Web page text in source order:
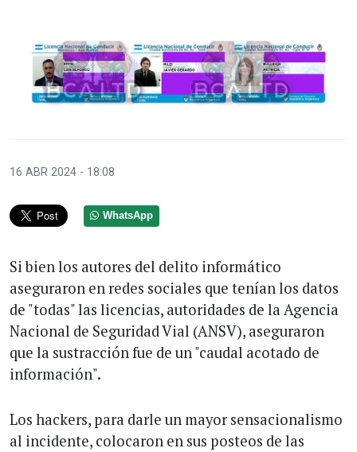
16 ABR 2024 - 18:08
WhatsApp
Si bien los autores del delito informático
aseguraron en redes sociales que tenían los datos
de "todas" las licencias, autoridades de la Agencia
Nacional de Seguridad Vial (ANSV), aseguraron
que la sustracción fue de un "caudal acotado de
información".
Los hackers, para darle un mayor sensacionalismo
al incidente, colocaron en sus posteos de las